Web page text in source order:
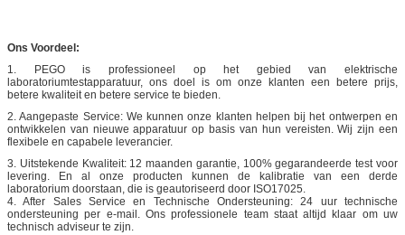
Ons Voordeel:
1. PEGO is professioneel op het gebied van elektrische
laboratoriumtestapparatuur, ons doel is om onze klanten een betere prijs,
betere kwaliteit en betere service te bieden.
2. Aangepaste Service: We kunnen onze klanten helpen bij het ontwerpen en
ontwikkelen van nieuwe apparatuur op basis van hun vereisten. Wij zijn een
flexibele en capabele leverancier.
3. Uitstekende Kwaliteit: 12 maanden garantie, 100% gegarandeerde test voor
levering. En al onze producten kunnen de kalibratie van een derde
laboratorium doorstaan, die is geautoriseerd door ISO17025.
4. After Sales Service en Technische Ondersteuning: 24 uur technische
ondersteuning per e-mail. Ons professionele team staat altijd klaar om uw
technisch adviseur te zijn.